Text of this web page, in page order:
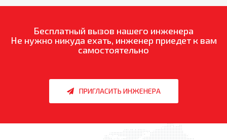
Бесплатный вызов нашего инженера
Не нужно никуда ехать, инженер приедет к вам
самостоятельно
ПРИГЛАСИТЬ ИНЖЕНЕРА